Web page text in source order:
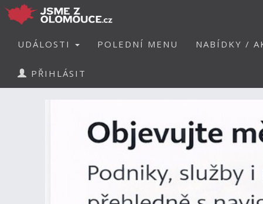
UDÁLOSTI POLEDNÍ MENU NABÍDKY /
PŘIHLÁSIT